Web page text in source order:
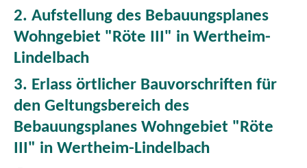
2. Aufstellung des Bebauungsplanes
Wohngebiet "Röte III" in Wertheim-
Lindelbach
3. Erlass örtlicher Bauvorschriften für
den Geltungsbereich des
Bebauungsplanes Wohngebiet "Röte
III" in Wertheim-Lindelbach